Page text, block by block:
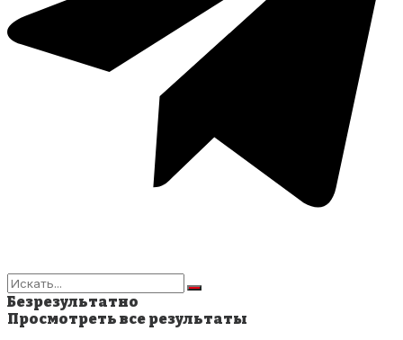
Безрезультатно
Просмотреть все результаты